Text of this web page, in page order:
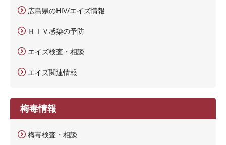
広島県のHIV/エイズ情報
ＨＩＶ感染の予防
エイズ検査・相談
エイズ関連情報
梅毒情報
梅毒検査・相談